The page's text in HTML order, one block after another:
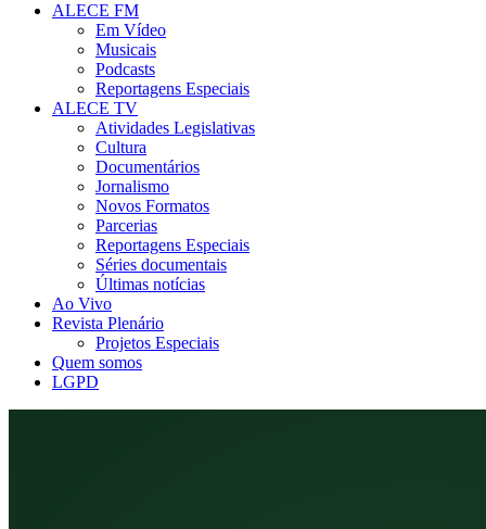
ALECE FM
Em Vídeo
Musicais
Podcasts
Reportagens Especiais
ALECE TV
Atividades Legislativas
Cultura
Documentários
Jornalismo
Novos Formatos
Parcerias
Reportagens Especiais
Séries documentais
Últimas notícias
Ao Vivo
Revista Plenário
Projetos Especiais
Quem somos
LGPD